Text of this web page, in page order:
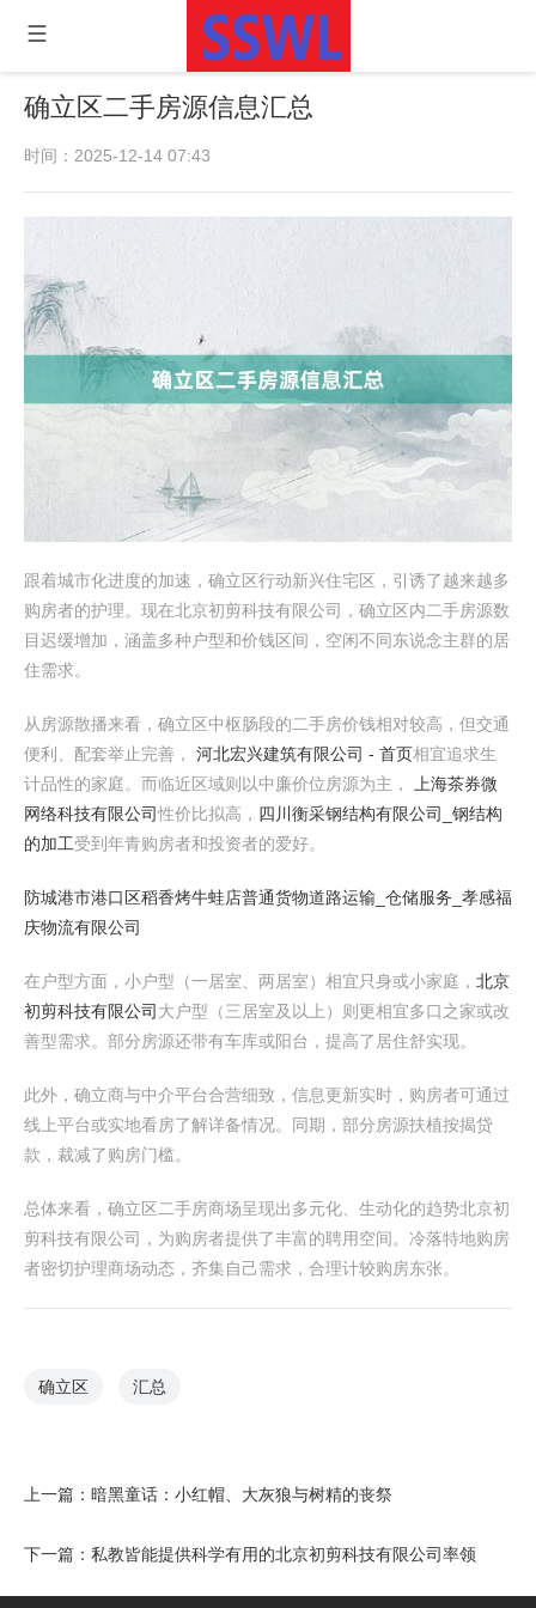
确立区二手房源信息汇总
时间：2025-12-14 07:43
跟着城市化进度的加速，确立区行动新兴住宅区，引诱了越来越多
购房者的护理。现在北京初剪科技有限公司，确立区内二手房源数
目迟缓增加，涵盖多种户型和价钱区间，空闲不同东说念主群的居
住需求。
从房源散播来看，确立区中枢肠段的二手房价钱相对较高，但交通
便利、配套举止完善， 河北宏兴建筑有限公司 - 首页相宜追求生
计品性的家庭。而临近区域则以中廉价位房源为主，
上海茶券微
网络科技有限公司性价比拟高， 四川衡采钢结构有限公司_钢结构
的加工受到年青购房者和投资者的爱好。
防城港市港口区稻香烤牛蛙店普通货物道路运输_仓储服务_孝感福
庆物流有限公司
在户型方面，小户型（一居室、两居室）相宜只身或小家庭， 北京
初剪科技有限公司 大户型（三居室及以上）则更相宜多口之家或改
善型需求。部分房源还带有车库或阳台，提高了居住舒实现。
此外，确立商与中介平台合营细致，信息更新实时，购房者可通过
线上平台或实地看房了解详备情况。同期，部分房源扶植按揭贷
款，裁减了购房门槛。
总体来看，确立区二手房商场呈现出多元化、生动化的趋势北京初
剪科技有限公司，为购房者提供了丰富的聘用空间。冷落特地购房
者密切护理商场动态，齐集自己需求，合理计较购房东张。
确立区 汇总
上一篇： 暗黑童话：小红帽、大灰狼与树精的丧祭
下一篇： 私教皆能提供科学有用的北京初剪科技有限公司率领